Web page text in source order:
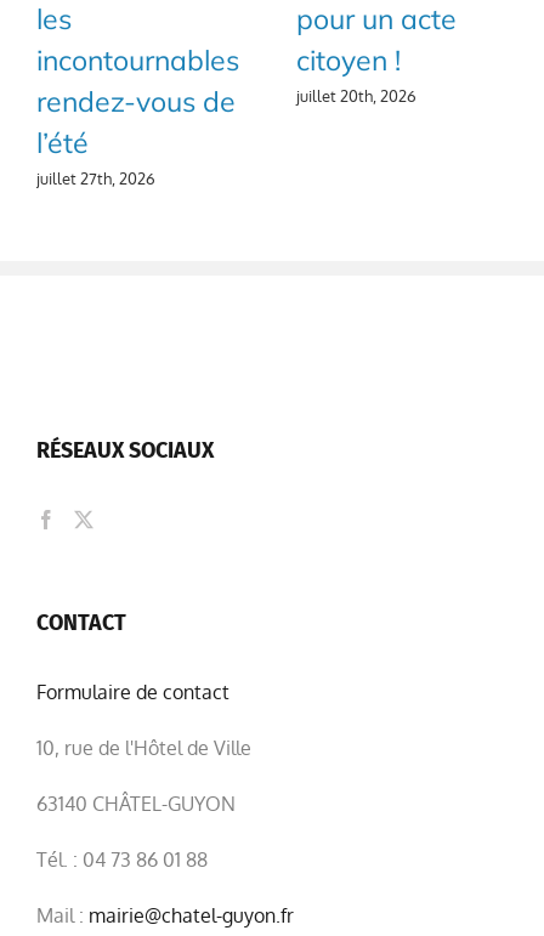
les
incontournables
rendez-vous de
l’été
juillet 27th, 2026
pour un acte
citoyen !
juillet 20th, 2026
RÉSEAUX SOCIAUX
CONTACT
Formulaire de contact
10, rue de l'Hôtel de Ville
63140 CHÂTEL-GUYON
Tél. : 04 73 86 01 88
Mail : mairie@chatel-guyon.fr